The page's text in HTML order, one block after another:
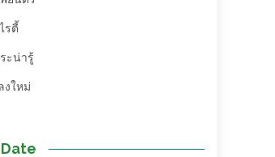
บันเทิง
รตี้
ะน่ารู้
งใหม่
Date